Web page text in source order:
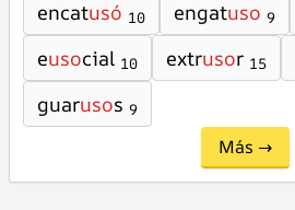
encatusó 10 engatuso 9
eusocial 10 extrusor 15
guarusos 9
Más →